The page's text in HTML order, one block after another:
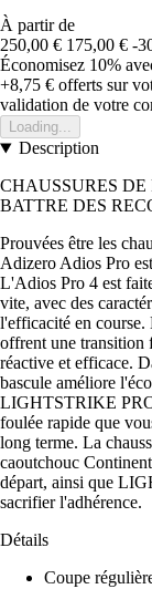
À partir de
250,00 € 175,00 € -
Économisez 10%
+8,75 € offerts sur
validation de votre
Loading...
Description
CHAUSSURES
BATTRE DES
Prouvées être les
Adizero Adios Pro
L'Adios Pro 4 est
vite, avec des
l'efficacité en
offrent une transition
réactive et efficace.
bascule améliore
LIGHTSTRIKE PRO
foulée rapide que
long terme. La
caoutchouc
départ, ainsi que
sacrifier l'adhérence.
Détails
Coupe